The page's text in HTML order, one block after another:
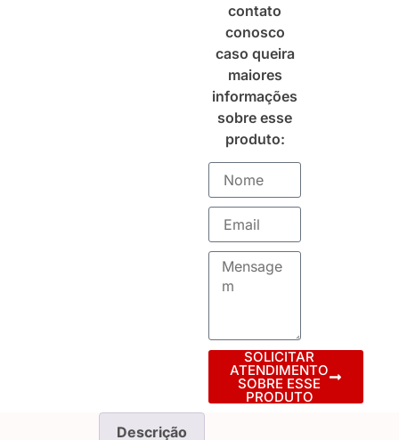
contato
conosco
caso queira
maiores
informações
sobre esse
produto:
SOLICITAR
ATENDIMENTO
SOBRE ESSE
PRODUTO
Descrição